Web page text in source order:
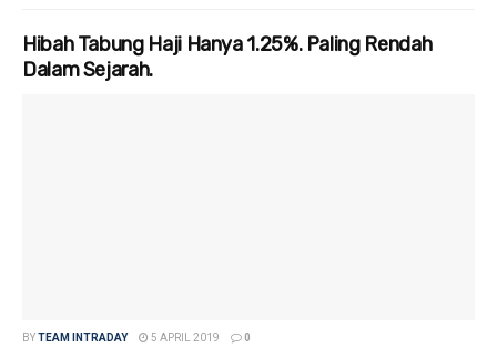
Hibah Tabung Haji Hanya 1.25%. Paling Rendah
Dalam Sejarah.
BYTEAM INTRADAY 5 APRIL 2019 0